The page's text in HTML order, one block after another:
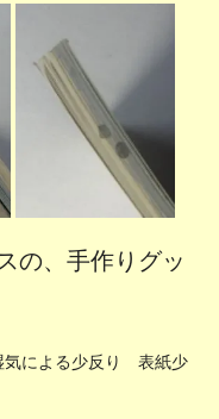
の、手作りグッ
による少反り 表紙少